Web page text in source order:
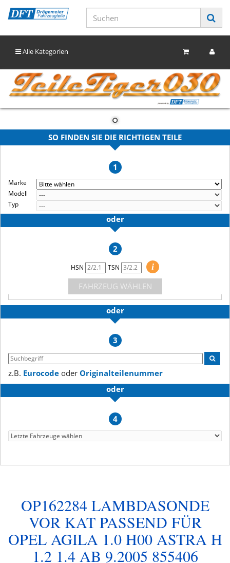
Alle Kategorien
SO FINDEN SIE DIE RICHTIGEN TEILE
1
Marke
Modell
Typ
oder
2
HSN TSN
i
FAHRZEUG WÄHLEN
oder
3
z.B. Eurocode oder Originalteilenummer
oder
4
OP162284 LAMBDASONDE
VOR KAT PASSEND FÜR
OPEL AGILA 1.0 H00 ASTRA H
1.2 1.4 AB 9.2005 855406